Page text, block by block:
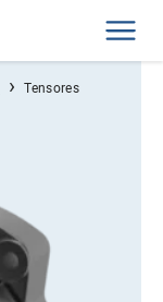
› Tensores